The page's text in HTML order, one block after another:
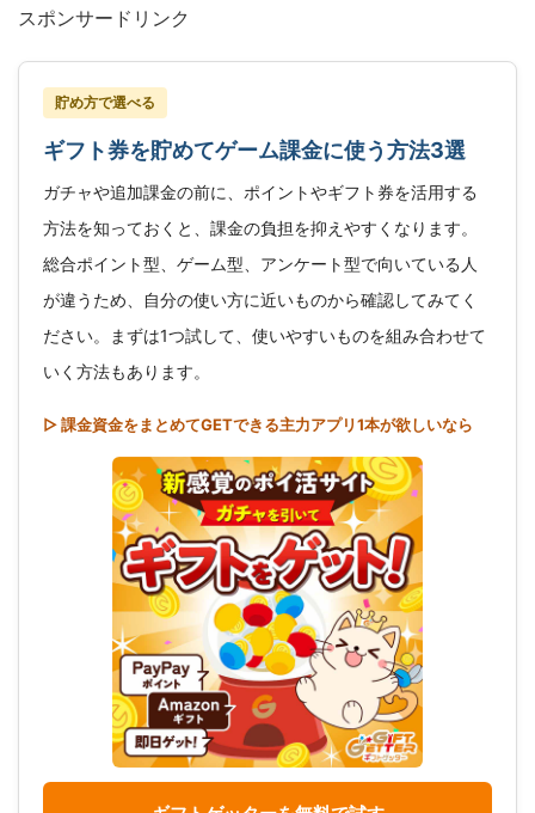
スポンサードリンク
貯め方で選べる
ギフト券を貯めてゲーム課金に使う方法3選
ガチャや追加課金の前に、ポイントやギフト券を活用する
方法を知っておくと、課金の負担を抑えやすくなります。
総合ポイント型、ゲーム型、アンケート型で向いている人
が違うため、自分の使い方に近いものから確認してみてく
ださい。まずは1つ試して、使いやすいものを組み合わせて
いく方法もあります。
▷ 課金資金をまとめてGETできる主力アプリ1本が欲しいなら